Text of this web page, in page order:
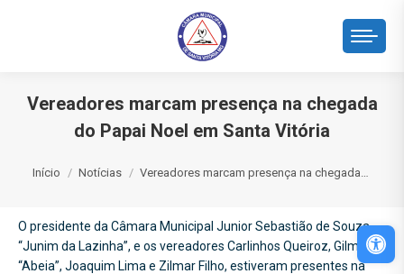
Vereadores marcam presença na chegada
do Papai Noel em Santa Vitória
Início Notícias Vereadores marcam presença na chegada…
O presidente da Câmara Municipal Junior Sebastião de Souza
“Junim da Lazinha”, e os vereadores Carlinhos Queiroz, Gilmar
“Abeia”, Joaquim Lima e Zilmar Filho, estiveram presentes na